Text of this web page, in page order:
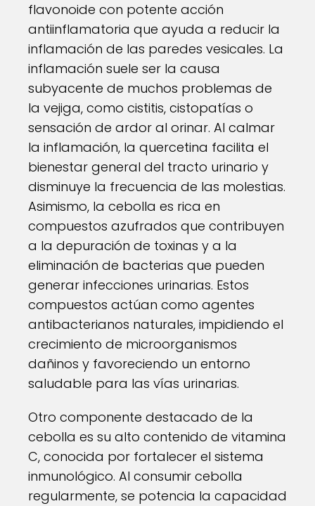
flavonoide con potente acción
antiinflamatoria que ayuda a reducir la
inflamación de las paredes vesicales. La
inflamación suele ser la causa
subyacente de muchos problemas de
la vejiga, como cistitis, cistopatías o
sensación de ardor al orinar. Al calmar
la inflamación, la quercetina facilita el
bienestar general del tracto urinario y
disminuye la frecuencia de las molestias.
Asimismo, la cebolla es rica en
compuestos azufrados que contribuyen
a la depuración de toxinas y a la
eliminación de bacterias que pueden
generar infecciones urinarias. Estos
compuestos actúan como agentes
antibacterianos naturales, impidiendo el
crecimiento de microorganismos
dañinos y favoreciendo un entorno
saludable para las vías urinarias.
Otro componente destacado de la
cebolla es su alto contenido de vitamina
C, conocida por fortalecer el sistema
inmunológico. Al consumir cebolla
regularmente, se potencia la capacidad